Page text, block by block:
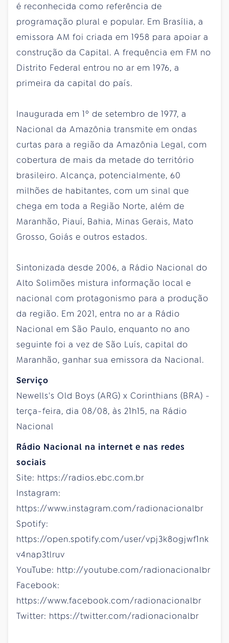
é reconhecida como referência de
programação plural e popular. Em Brasília, a
emissora AM foi criada em 1958 para apoiar a
construção da Capital. A frequência em FM no
Distrito Federal entrou no ar em 1976, a
primeira da capital do país.
Inaugurada em 1º de setembro de 1977, a
Nacional da Amazônia transmite em ondas
curtas para a região da Amazônia Legal, com
cobertura de mais da metade do território
brasileiro. Alcança, potencialmente, 60
milhões de habitantes, com um sinal que
chega em toda a Região Norte, além de
Maranhão, Piauí, Bahia, Minas Gerais, Mato
Grosso, Goiás e outros estados.
Sintonizada desde 2006, a Rádio Nacional do
Alto Solimões mistura informação local e
nacional com protagonismo para a produção
da região. Em 2021, entra no ar a Rádio
Nacional em São Paulo, enquanto no ano
seguinte foi a vez de São Luís, capital do
Maranhão, ganhar sua emissora da Nacional.
Serviço
Newells's Old Boys (ARG) x Corinthians (BRA) -
terça-feira, dia 08/08, às 21h15, na Rádio
Nacional
Rádio Nacional na internet e nas redes
sociais
Site: https://radios.ebc.com.br
Instagram:
https://www.instagram.com/radionacionalbr
Spotify:
https://open.spotify.com/user/vpj3k8ogjwf1nk
v4nap3tlruv
YouTube: http://youtube.com/radionacionalbr
Facebook:
https://www.facebook.com/radionacionalbr
Twitter: https://twitter.com/radionacionalbr